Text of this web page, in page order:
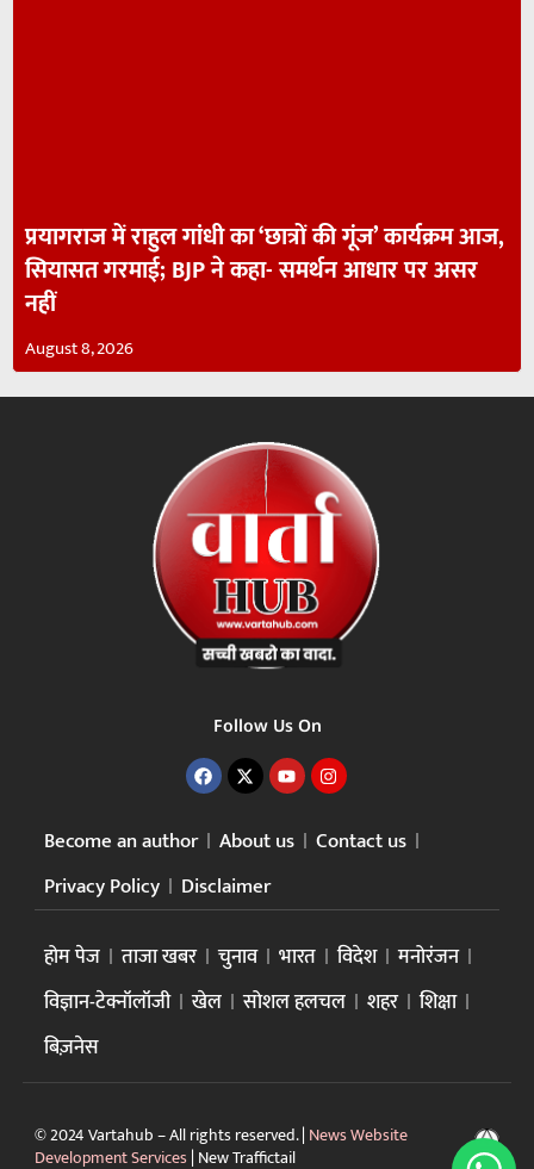
प्रयागराज में राहुल गांधी का ‘छात्रों की गूंज’ कार्यक्रम आज,
सियासत गरमाई; BJP ने कहा- समर्थन आधार पर असर
नहीं
August 8, 2026
Follow Us On
Become an author About us
Contact us
Privacy Policy
Disclaimer
होम पेज ताजा खबर चुनाव भारत विदेश
मनोरंजन
विज्ञान-टेक्नॉलॉजी
खेल सोशल हलचल शहर
शिक्षा
बिज़नेस
© 2024 Vartahub – All rights reserved. | News Website
Development Services| New Traffictail